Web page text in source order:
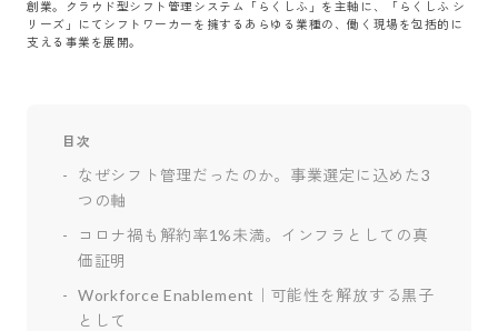
創業。クラウド型シフト管理システム「らくしふ」を主軸に、「らくしふ シ
リーズ」にてシフトワーカーを擁するあらゆる業種の、働く現場を包括的に
支える事業を展開。
目次
なぜシフト管理だったのか。事業選定に込めた3
つの軸
コロナ禍も解約率1%未満。インフラとしての真
価証明
Workforce Enablement｜可能性を解放する黒子
として